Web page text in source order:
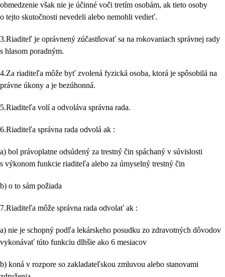
obmedzenie však nie je účinné voči tretím osobám, ak tieto osoby
o tejto skutočnosti nevedeli alebo nemohli vedieť.
3.Riaditeľ je oprávnený zúčastňovať sa na rokovaniach správnej rady
s hlasom poradným.
4.Za riaditeľa môže byť zvolená fyzická osoba, ktorá je spôsobilá na
právne úkony a je bezúhonná.
5.Riaditeľa volí a odvoláva správna rada.
6.Riaditeľa správna rada odvolá ak :
a) bol právoplatne odsúdený za trestný čin spáchaný v súvislosti
s výkonom funkcie riaditeľa alebo za úmyselný trestný čin
b) o to sám požiada
7.Riaditeľa môže správna rada odvolať ak :
a) nie je schopný podľa lekárskeho posudku zo zdravotných dôvodov
vykonávať túto funkciu dlhšie ako 6 mesiacov
b) koná v rozpore so zakladateľskou zmluvou alebo stanovami